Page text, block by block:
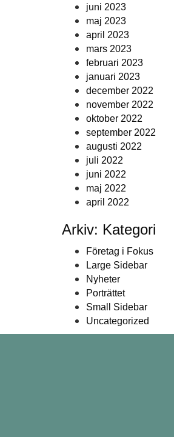
juni 2023
maj 2023
april 2023
mars 2023
februari 2023
januari 2023
december 2022
november 2022
oktober 2022
september 2022
augusti 2022
juli 2022
juni 2022
maj 2022
april 2022
Arkiv: Kategori
Företag i Fokus
Large Sidebar
Nyheter
Porträttet
Small Sidebar
Uncategorized